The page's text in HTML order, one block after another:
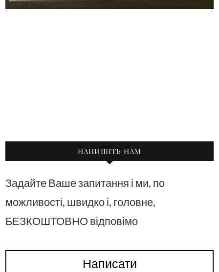
НАПИШІТЬ НАМ
Задайте Ваше запитання і ми, по
можливості, швидко і, головне,
БЕЗКОШТОВНО відповімо
Написати